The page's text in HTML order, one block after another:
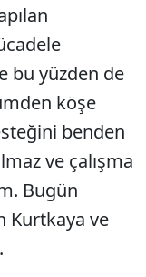
bu yüzden de
köşe
benden
ve çalışma
Bugün
Kurtkaya ve